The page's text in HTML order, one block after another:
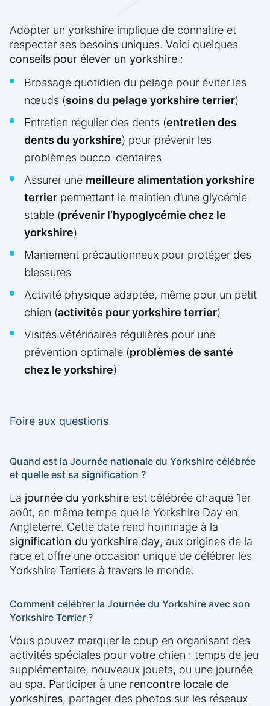
Adopter un yorkshire implique de connaître et
respecter ses besoins uniques. Voici quelques
conseils pour élever un yorkshire :
Brossage quotidien du pelage pour éviter les
nœuds (soins du pelage yorkshire terrier)
Entretien régulier des dents (entretien des
dents du yorkshire) pour prévenir les
problèmes bucco-dentaires
Assurer une meilleure alimentation yorkshire
terrier permettant le maintien d’une glycémie
stable (prévenir l’hypoglycémie chez le
yorkshire)
Maniement précautionneux pour protéger des
blessures
Activité physique adaptée, même pour un petit
chien (activités pour yorkshire terrier)
Visites vétérinaires régulières pour une
prévention optimale (problèmes de santé
chez le yorkshire)
Foire aux questions
Quand est la Journée nationale du Yorkshire célébrée
et quelle est sa signification ?
La journée du yorkshire est célébrée chaque 1er
août, en même temps que le Yorkshire Day en
Angleterre. Cette date rend hommage à la
signification du yorkshire day, aux origines de la
race et offre une occasion unique de célébrer les
Yorkshire Terriers à travers le monde.
Comment célébrer la Journée du Yorkshire avec son
Yorkshire Terrier ?
Vous pouvez marquer le coup en organisant des
activités spéciales pour votre chien : temps de jeu
supplémentaire, nouveaux jouets, ou une journée
au spa. Participer à une rencontre locale de
yorkshires, partager des photos sur les réseaux